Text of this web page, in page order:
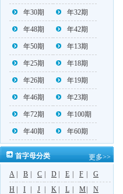
年30期 年32期
年48期 年42期
年50期 年13期
年25期 年18期
年26期 年19期
年46期 年23期
年72期 年100期
年40期 年60期
首字母分类 更多>>
A B C D E F
G
H
I J K L M
N